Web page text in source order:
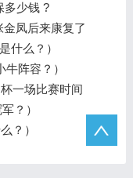
多少钱 ?
凤后来康复了
什么？）
阵容？）
一场比赛时间
？）
？）